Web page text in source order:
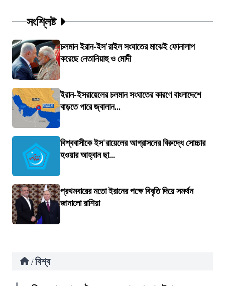
সংশ্লিষ্ট
চলমান ইরান-ইস'রাইল সংঘাতের মাঝেই ফোনালাপ
করেছে নেতানিয়াহু ও মোদী
ইরান-ইসরায়েলের চলমান সংঘাতের কারণে বাংলাদেশে
বাড়তে পারে জ্বালান...
বিশ্ববাসীকে ইস'রায়েলের আগ্রাসনের বিরুদ্ধে সোচ্চার
হওয়ার আহ্বান ছা...
প্রথমবারের মতো ইরানের পক্ষে বিবৃতি দিয়ে সমর্থন
জানালো রাশিয়া
/ বিশ্ব